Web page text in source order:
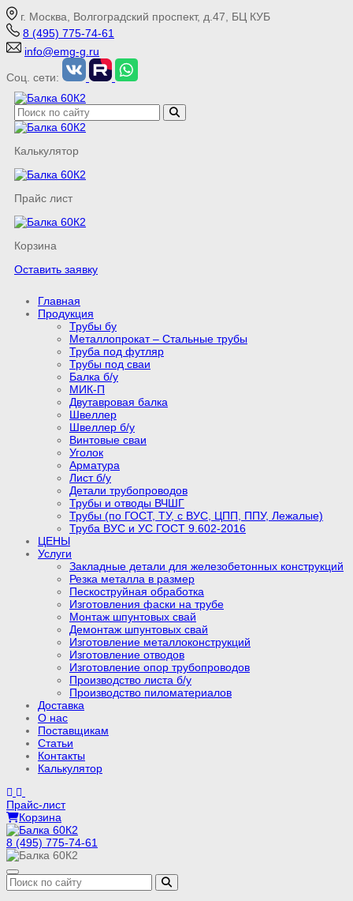
г. Москва, Волгоградский проспект, д.47, БЦ КУБ
8 (495) 775-74-61
info@emg-g.ru
Соц. сети:
Калькулятор
Прайс лист
Корзина
Оставить заявку
Главная
Продукция
Трубы бу
Металлопрокат – Стальные трубы
Труба под футляр
Трубы под сваи
Балка б/у
МИК-П
Двутавровая балка
Швеллер
Швеллер б/у
Винтовые сваи
Уголок
Арматура
Лист б/у
Детали трубопроводов
Трубы и отводы ВЧШГ
Трубы (по ГОСТ, ТУ, с ВУС, ЦПП, ППУ, Лежалые)
Труба ВУС и УС ГОСТ 9.602-2016
ЦЕНЫ
Услуги
Закладные детали для железобетонных конструкций
Резка металла в размер
Пескоструйная обработка
Изготовления фаски на трубе
Монтаж шпунтовых свай
Демонтаж шпунтовых свай
Изготовление металлоконструкций
Изготовление отводов
Изготовление опор трубопроводов
Производство листа б/у
Производство пиломатериалов
Доставка
О нас
Поставщикам
Статьи
Контакты
Калькулятор
Прайс-лист
Корзина
8 (495) 775-74-61